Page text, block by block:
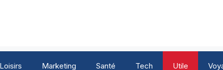
Loisirs Marketing Santé Tech Utile